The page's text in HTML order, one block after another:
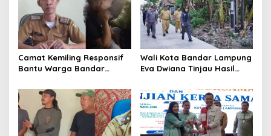
Camat Kemiling Responsif
Bantu Warga Bandar
Anak Putus Sekolah
Wali Kota Bandar Lampung
Eva Dwiana Tinjau Hasil
di Way Laga